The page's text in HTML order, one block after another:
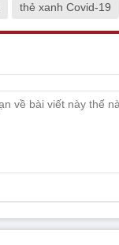
thẻ xanh Covid-19